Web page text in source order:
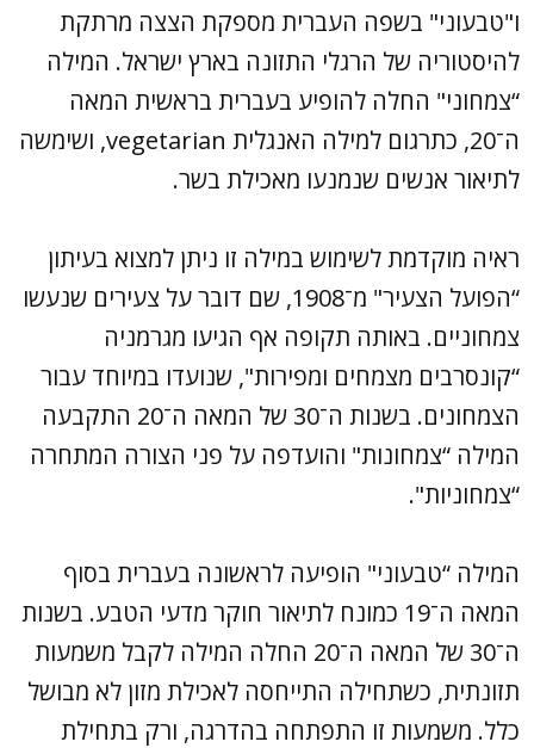
ו"טבעוני" בשפה העברית מספקת הצצה מרתקת
להיסטוריה של הרגלי התזונה בארץ ישראל. המילה
“צמחוני" החלה להופיע בעברית בראשית המאה
ה־20, כתרגום למילה האנגלית vegetarian, ושימשה
לתיאור אנשים שנמנעו מאכילת בשר.
ראיה מוקדמת לשימוש במילה זו ניתן למצוא בעיתון
“הפועל הצעיר" מ־1908, שם דובר על צעירים שנעשו
צמחוניים. באותה תקופה אף הגיעו מגרמניה
“קונסרבים מצמחים ומפירות", שנועדו במיוחד עבור
הצמחונים. בשנות ה־30 של המאה ה־20 התקבעה
המילה “צמחונות" והועדפה על פני הצורה המתחרה
“צמחוניות".
המילה “טבעוני" הופיעה לראשונה בעברית בסוף
המאה ה־19 כמונח לתיאור חוקר מדעי הטבע. בשנות
ה־30 של המאה ה־20 החלה המילה לקבל משמעות
תזונתית, כשתחילה התייחסה לאכילת מזון לא מבושל
כלל. משמעות זו התפתחה בהדרגה, ורק בתחילת